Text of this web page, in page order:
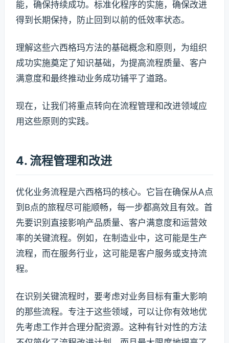
能，确保持续成功。标准化程序的实施，确保改进
得到长期保持，防止回到以前的低效率状态。
理解这些六西格玛方法的基础概念和原则，为组织
成功实施奠定了知识基础，为提高流程质量、客户
满意度和最终推动业务成功铺平了道路。
现在，让我们将重点转向在流程管理和改进领域应
用这些原则的实践。
4. 流程管理和改进
优化业务流程是六西格玛的核心。它旨在确保从A点
到B点的旅程尽可能顺畅，每一步都高效且有效。首
先要识别直接影响产品质量、客户满意度和运营效
率的关键流程。例如，在制造业中，这可能是生产
流程，而在服务行业，这可能是客户服务或支持流
程。
在识别关键流程时，要考虑对业务目标有重大影响
的那些流程。专注于这些领域，可以让你有效地优
先考虑工作并合理分配资源。这种有针对性的方法